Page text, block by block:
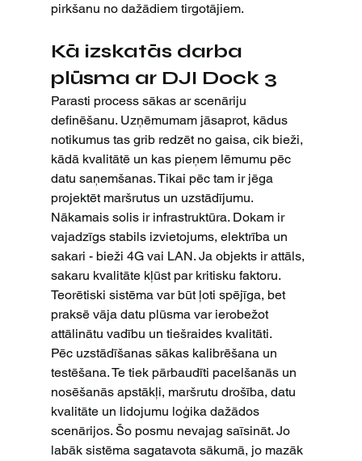
pirkšanu no dažādiem tirgotājiem.
Kā izskatās darba
plūsma ar DJI Dock 3
Parasti process sākas ar scenāriju
definēšanu. Uzņēmumam jāsaprot, kādus
notikumus tas grib redzēt no gaisa, cik bieži,
kādā kvalitātē un kas pieņem lēmumu pēc
datu saņemšanas. Tikai pēc tam ir jēga
projektēt maršrutus un uzstādījumu.
Nākamais solis ir infrastruktūra. Dokam ir
vajadzīgs stabils izvietojums, elektrība un
sakari - bieži 4G vai LAN. Ja objekts ir attāls,
sakaru kvalitāte kļūst par kritisku faktoru.
Teorētiski sistēma var būt ļoti spējīga, bet
praksē vāja datu plūsma var ierobežot
attālinātu vadību un tiešraides kvalitāti.
Pēc uzstādīšanas sākas kalibrēšana un
testēšana. Te tiek pārbaudīti pacelšanās un
nosēšanās apstākļi, maršrutu drošība, datu
kvalitāte un lidojumu loģika dažādos
scenārijos. Šo posmu nevajag saīsināt. Jo
labāk sistēma sagatavota sākumā, jo mazāk